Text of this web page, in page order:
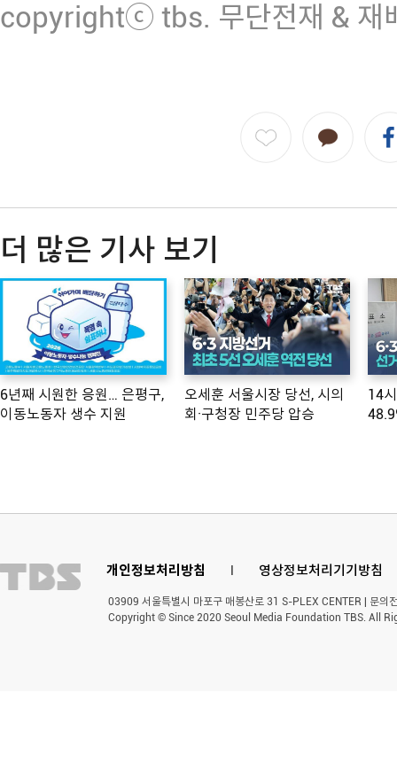
copyrightⓒ tbs. 무단전재 & 재
더 많은 기사 보기
6년째 시원한 응원… 은평구,
이동노동자 생수 지원
오세훈 서울시장 당선, 시의
회·구청장 민주당 압승
14
개인정보처리방침 l 영상정보처리기기방침
03909 서울특별시 마포구 매봉산로 31 S-PLEX CENTER | 문
Copyright © Since 2020 Seoul Media Foundation TBS. All